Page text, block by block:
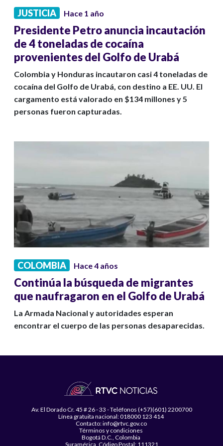
JUSTICIA Hace 1 año
Presidente Petro anuncia incautación
de 4 toneladas de cocaína
provenientes del Golfo de Urabá
Colombia y Honduras incautaron casi 4 toneladas de
cocaína del Golfo de Urabá, con destino a EE. UU. El
cargamento está valorado en $134 millones y 5
personas fueron capturadas.
COLOMBIA Hace 4 años
Continúa la búsqueda de migrantes
que naufragaron en el Golfo de Urabá
La Armada Nacional y autoridades esperan
encontrar el cuerpo de las personas desaparecidas.
Av. El Dorado Cr. 45 # 26 - 33 - Teléfonos (+57)(601) 2200700
Línea gratuita nacional: 018000 123 414
Contacto: info@rtvc.gov.co
Términos y condiciones
Bogotá D.C., Colombia
Suramérica, Código Postal: 111321